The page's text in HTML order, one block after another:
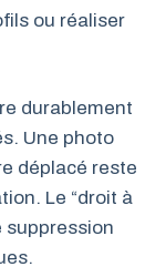
ou réaliser
durablement
Une photo
déplacé reste
Le “droit à
suppression